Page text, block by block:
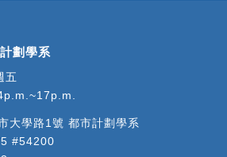
劃學系
五
大學路1號 都市計劃學系
#54200